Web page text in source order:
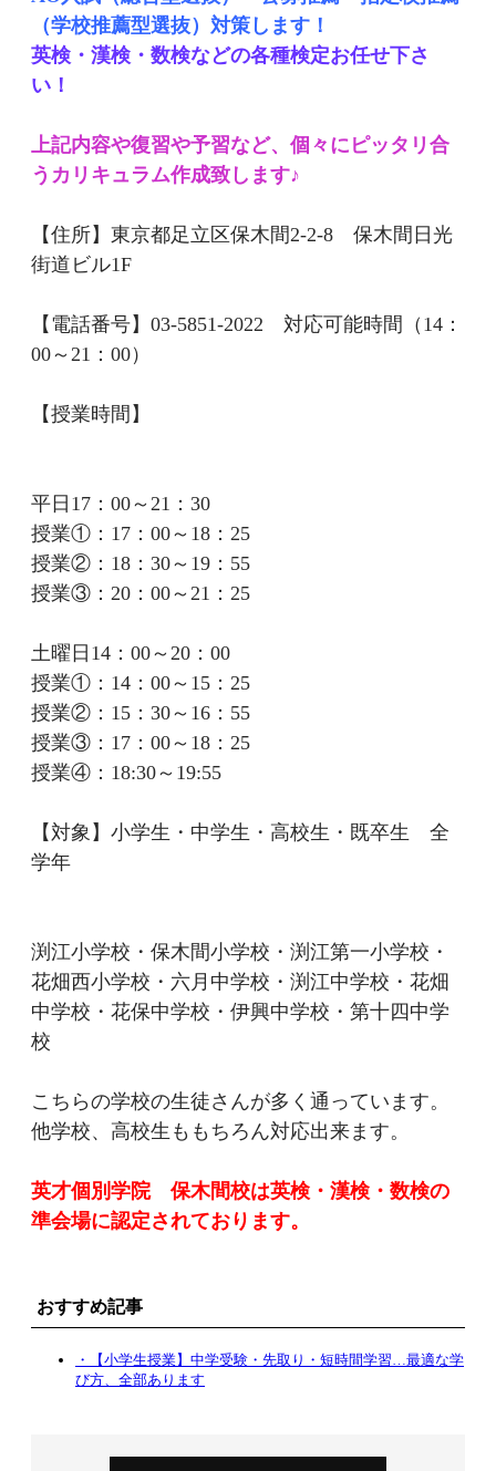
（学校推薦型選抜）対策します！
英検・漢検・数検などの各種検定お任せ下さ
い！
上記内容や復習や予習など、個々にピッタリ合
うカリキュラム作成致します♪
【住所】東京都足立区保木間2-2-8 保木間日光
街道ビル1F
【電話番号】03-5851-2022 対応可能時間（14：
00～21：00）
【授業時間】
平日17：00～21：30
授業①：17：00～18：25
授業②：18：30～19：55
授業③：20：00～21：25
土曜日14：00～20：00
授業①：14：00～15：25
授業②：15：30～16：55
授業③：17：00～18：25
授業④：18:30～19:55
【対象】小学生・中学生・高校生・既卒生 全
学年
渕江小学校・保木間小学校・渕江第一小学校・
花畑西小学校・六月中学校・渕江中学校・花畑
中学校・花保中学校・伊興中学校・第十四中学
校
こちらの学校の生徒さんが多く通っています。
他学校、高校生ももちろん対応出来ます。
英才個別学院 保木間校は英検・漢検・数検の
準会場に認定されております。
おすすめ記事
・【小学生授業】中学受験・先取り・短時間学習…最適な学
び方、全部あります